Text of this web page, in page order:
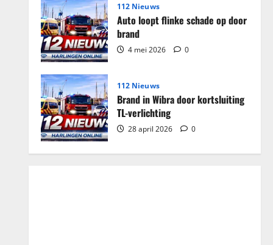
112 Nieuws
Auto loopt flinke schade op door
brand
4 mei 2026 0
112 Nieuws
Brand in Wibra door kortsluiting
TL-verlichting
28 april 2026 0